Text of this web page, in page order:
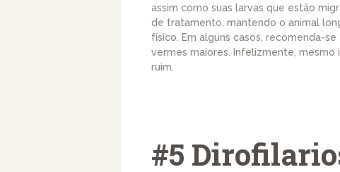
assim como suas larvas que estão
de tratamento, mantendo o animal
físico. Em alguns casos, recomenda-
vermes maiores. Infelizmente,
ruim.
#5